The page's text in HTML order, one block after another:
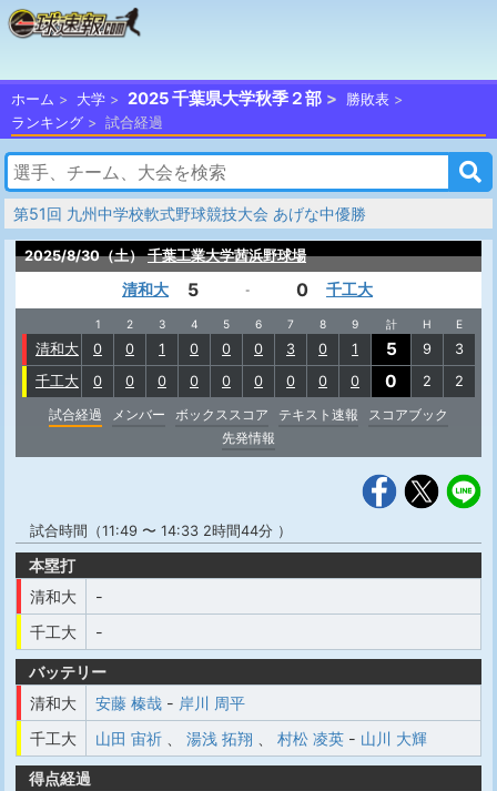
ホーム 大学 2025 千葉県大学秋季２部
勝敗表
ランキング
試合経過
第51回 九州中学校軟式野球競技大会 あげな中優勝
2025/8/30（土） 千葉工業大学茜浜野球場
清和大 5 - 0 千工大
1 2 3 4 5 6 7 8 9 計 H E
清和大 0 0 1 0 0 0 3 0 1 5 9
3
千工大
0 0 0 0 0 0 0 0 0 0 2
2
試合経過
メンバー ボックススコア テキスト速報
スコアブック
先発情報
試合時間（11:49 〜 14:33 2時間44分 ）
本塁打
清和大
-
千工大
-
バッテリー
清和大
安藤 榛哉 - 岸川 周平
千工大
山田 宙祈 湯浅 拓翔 村松 凌英 - 山川 大輝
得点経過